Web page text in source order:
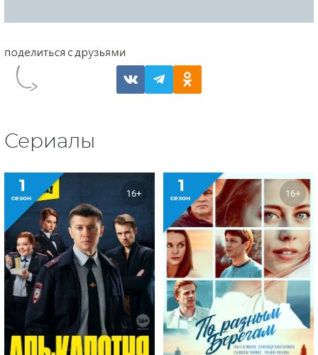
Сериалы
1
сезон 16+ 1
сезон 16+